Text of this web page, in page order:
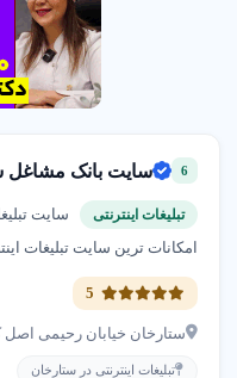
6 سایت بانک مشاغل
تبلیغات اینترنتی
سایت
امکانات ترین سایت تبلیغات
ستارخان خیابان رحیمی اصل
تبلیغات اینترنتی در ستارخان